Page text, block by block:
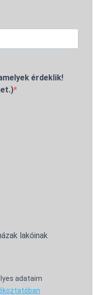
érdeklik!
lakóinak
adataim